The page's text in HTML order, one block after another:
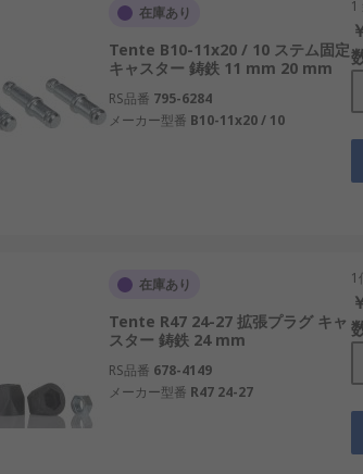
用します。対象物に溶接するかボルトで
在庫あり
Tente B10-11x20 / 10 ステム固定
キャスター 鋳鉄 11 mm 20 mm
RS品番 795-6284
メーカー型番 B10-11x20 / 10
1
在庫あり
Tente R47 24-27 拡張プラグ キャ
スター 鋳鉄 24 mm
RS品番 678-4149
メーカー型番 R47 24-27
1